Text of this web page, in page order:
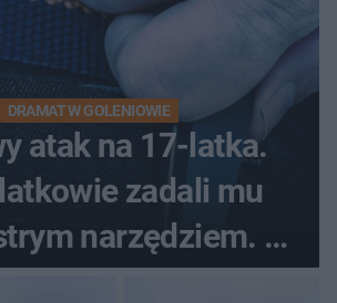
DRAMAT W GOLENIOWIE
atak na 17-latka.
zadali mu
narzędziem. O
zdecyduje sąd